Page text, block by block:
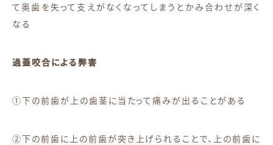
て奥歯を失って支えがなくなってしまうとかみ合わせが深く
なる
過蓋咬合による弊害
①下の前歯が上の歯茎に当たって痛みが出ることがある
②下の前歯に上の前歯が突き上げられることで、上の前歯に